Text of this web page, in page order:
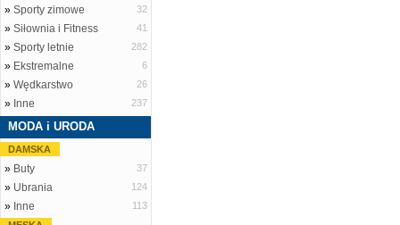
» Sporty zimowe 32
» Siłownia i Fitness 41
» Sporty letnie 282
» Ekstremalne 6
» Wędkarstwo 26
» Inne 237
MODA i URODA
DAMSKA
» Buty 37
» Ubrania 124
» Inne
113